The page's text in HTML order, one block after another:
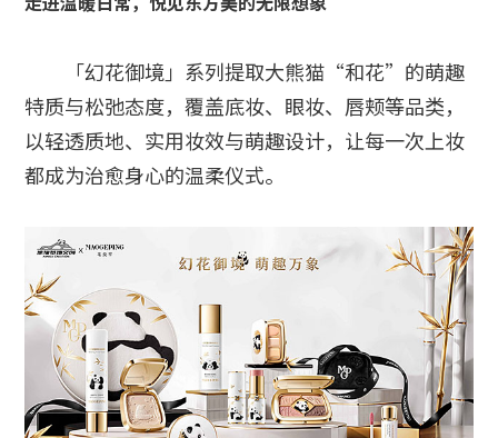
「幻花御境」系列提取大熊猫“和花”的萌趣
特质与松弛态度，覆盖底妆、眼妆、唇颊等品类，
以轻透质地、实用妆效与萌趣设计，让每一次上妆
都成为治愈身心的温柔仪式。